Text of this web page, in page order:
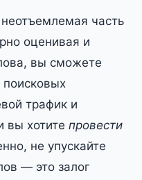
часть
оценивая и
вы сможете
поисковых
трафик и
вы хотите провести
не упускайте
— это залог